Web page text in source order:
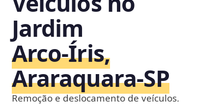
Jardim
Arco‑Íris,
Araraquara‑SP
Remoção e deslocamento de veículos.